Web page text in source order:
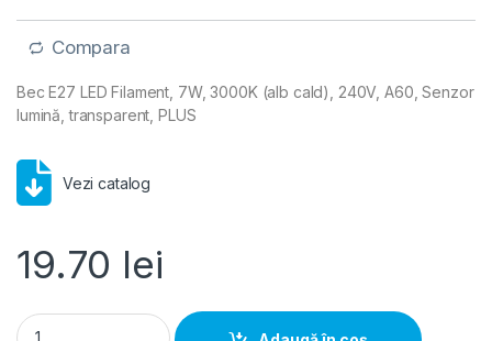
Compara
Bec E27 LED Filament, 7W, 3000K (alb cald), 240V, A60, Senzor
lumină, transparent, PLUS
Vezi catalog
19.70 lei
Bec E27 LED Filament, 7W, 3000K (alb cald), 240V, A60,